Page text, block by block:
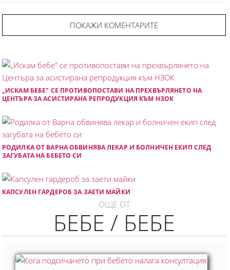
ПОКАЖИ КОМЕНТАРИТЕ
„ИСКАМ БЕБЕ" СЕ ПРОТИВОПОСТАВИ НА ПРЕХВЪРЛЯНЕТО НА
ЦЕНТЪРА ЗА АСИСТИРАНА РЕПРОДУКЦИЯ КЪМ НЗОК
РОДИЛКА ОТ ВАРНА ОБВИНЯВА ЛЕКАР И БОЛНИЧЕН ЕКИП СЛЕД
ЗАГУБАТА НА БЕБЕТО СИ
КАПСУЛЕН ГАРДЕРОБ ЗА ЗАЕТИ МАЙКИ
ОЩЕ ОТ
БЕБЕ / БЕБЕ